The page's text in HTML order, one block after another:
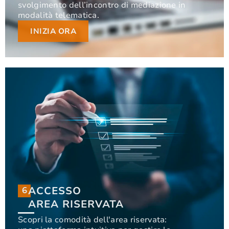
svolgimento dell’incontro di mediazione in
modalità telematica.
INIZIA ORA
svolgimento dell’incontro di mediazione in
modalità telematica.
INIZIA ORA
6ACCESSO
AREA RISERVATA
Scopri la comodità dell'area riservata:
6
ACCESSO
AREA RISERVATA